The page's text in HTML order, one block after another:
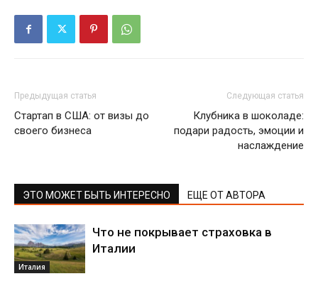
Предыдущая статья
Стартап в США: от визы до
своего бизнеса
Следующая статья
Клубника в шоколаде:
подари радость, эмоции и
наслаждение
ЭТО МОЖЕТ БЫТЬ ИНТЕРЕСНО ЕЩЕ ОТ АВТОРА
Италия
Что не покрывает страховка в
Италии